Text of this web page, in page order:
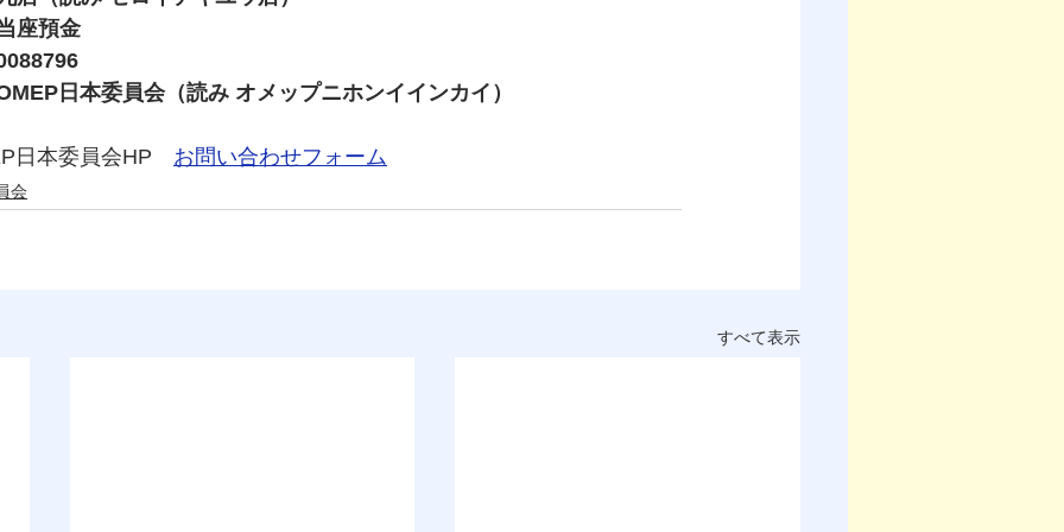
座預金
日本委員会（読み オメップニホンイインカイ）
日本委員会HP お問い合わせフォーム
会
すべて表示